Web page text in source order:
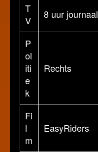
T
V
8 uur journaal
P
ol
iti
e
k
Rechts
Fi
l
m
EasyRiders